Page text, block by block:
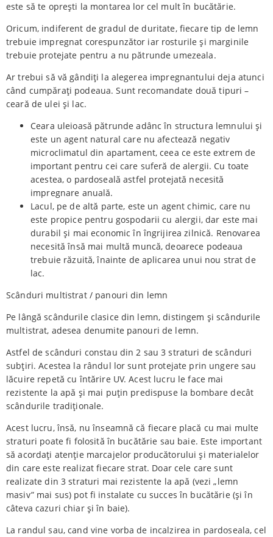
este să te oprești la montarea lor cel mult în bucătărie.
Oricum, indiferent de gradul de duritate, fiecare tip de lemn
trebuie impregnat corespunzător iar rosturile și marginile
trebuie protejate pentru a nu pătrunde umezeala.
Ar trebui să vă gândiți la alegerea impregnantului deja atunci
când cumpărați podeaua. Sunt recomandate două tipuri –
ceară de ulei și lac.
Ceara uleioasă pătrunde adânc în structura lemnului și
este un agent natural care nu afectează negativ
microclimatul din apartament, ceea ce este extrem de
important pentru cei care suferă de alergii. Cu toate
acestea, o pardoseală astfel protejată necesită
impregnare anuală.
Lacul, pe de altă parte, este un agent chimic, care nu
este propice pentru gospodarii cu alergii, dar este mai
durabil și mai economic în îngrijirea zilnică. Renovarea
necesită însă mai multă muncă, deoarece podeaua
trebuie răzuită, înainte de aplicarea unui nou strat de
lac.
Scânduri multistrat / panouri din lemn
Pe lângă scândurile clasice din lemn, distingem și scândurile
multistrat, adesea denumite panouri de lemn.
Astfel de scânduri constau din 2 sau 3 straturi de scânduri
subțiri. Acestea la rândul lor sunt protejate prin ungere sau
lăcuire repetă cu întărire UV. Acest lucru le face mai
rezistente la apă și mai puțin predispuse la bombare decât
scândurile tradiționale.
Acest lucru, însă, nu înseamnă că fiecare placă cu mai multe
straturi poate fi folosită în bucătărie sau baie. Este important
să acordați atenție marcajelor producătorului și materialelor
din care este realizat fiecare strat. Doar cele care sunt
realizate din 3 straturi mai rezistente la apă (vezi „lemn
masiv” mai sus) pot fi instalate cu succes în bucătărie (și în
câteva cazuri chiar și în baie).
La randul sau, cand vine vorba de incalzirea in pardoseala, cel